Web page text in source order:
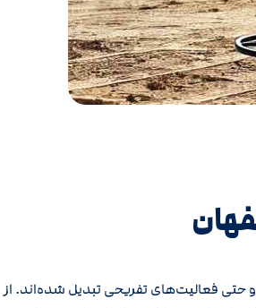
و حتی فعالیت‌های تفریحی تبدیل شده‌اند. از